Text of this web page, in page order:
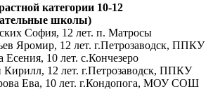
категории 10-12
школы)
София, 12 лет. п. Матросы
Яромир, 12 лет. г.Петрозаводск, ППКУ
Есения, 10 лет. с.Кончезеро
Кирилл, 12 лет. г.Петрозаводск, ППКУ
Ева, 10 лет. г.Кондопога, МОУ СОШ